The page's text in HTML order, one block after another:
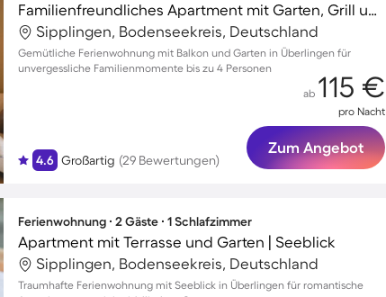
Familienfreundliches Apartment mit Garten, Grill und Terrasse
Sipplingen, Bodenseekreis, Deutschland
Gemütliche Ferienwohnung mit Balkon und Garten in Überlingen für
unvergessliche Familienmomente bis zu 4 Personen
4.6 Großartig (29 Bewertungen)
ab 115 €
pro Nacht
Zum Angebot
Ferienwohnung ∙ 2 Gäste ∙ 1 Schlafzimmer
Apartment mit Terrasse und Garten | Seeblick
Sipplingen, Bodenseekreis, Deutschland
Traumhafte Ferienwohnung mit Seeblick in Überlingen für romantische